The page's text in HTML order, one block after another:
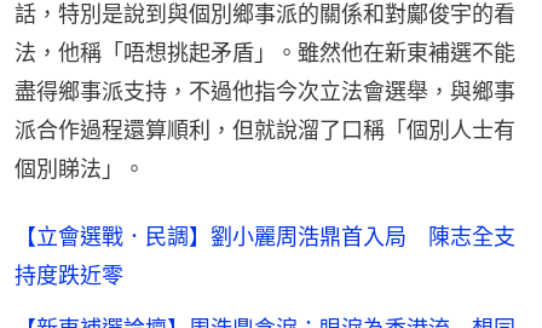
話，特別是說到與個別鄉事派的關係和對鄺俊宇的看
法，他稱「唔想挑起矛盾」。雖然他在新東補選不能
盡得鄉事派支持，不過他指今次立法會選舉，與鄉事
派合作過程還算順利，但就說溜了口稱「個別人士有
個別睇法」。
【立會選戰．民調】劉小麗周浩鼎首入局 陳志全支
持度跌近零